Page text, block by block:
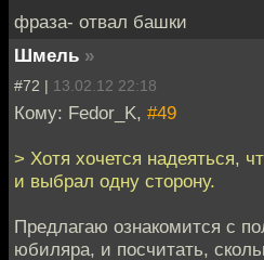
фраза- отвал башки
Шмель »
#72 | 13.02.12 22:18
Кому: Fedor_K, #49
> Хотя хочется надеяться,
и выбрал одну сторону.
Предлагаю ознакомится с
юбиляра, и посчитать,